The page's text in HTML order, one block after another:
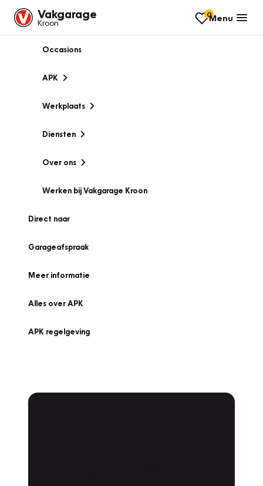
Vakgarage
Kroon
0Menu
Occasions
APK
Werkplaats
Diensten
Over ons
Werken bij Vakgarage Kroon
Direct naar
Garageafspraak
Meer informatie
Alles over APK
APK regelgeving